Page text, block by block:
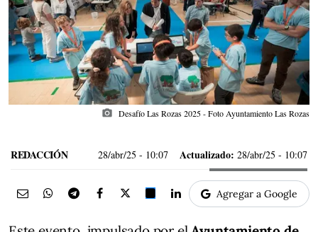
photo_camera Desafío Las Rozas 2025 - Foto Ayuntamiento Las Rozas
REDACCIÓN 28/abr/25 - 10:07 Actualizado: 28/abr/25 - 10:07
Agregar a Google